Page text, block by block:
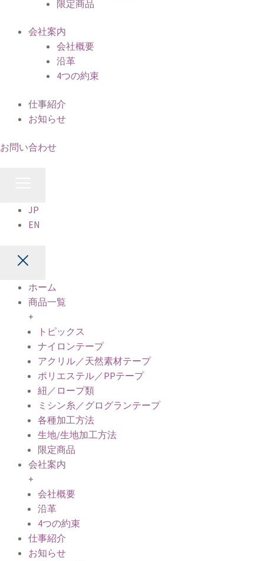
限定商品
会社案内
会社概要
沿革
4つの約束
仕事紹介
お知らせ
お問い合わせ
JP
EN
ホーム
商品一覧
+
トピックス
ナイロンテープ
アクリル／天然素材テープ
ポリエステル／PPテープ
紐／ロープ類
ミシン糸／グログランテープ
各種加工方法
生地/生地加工方法
限定商品
会社案内
+
会社概要
沿革
4つの約束
仕事紹介
お知らせ